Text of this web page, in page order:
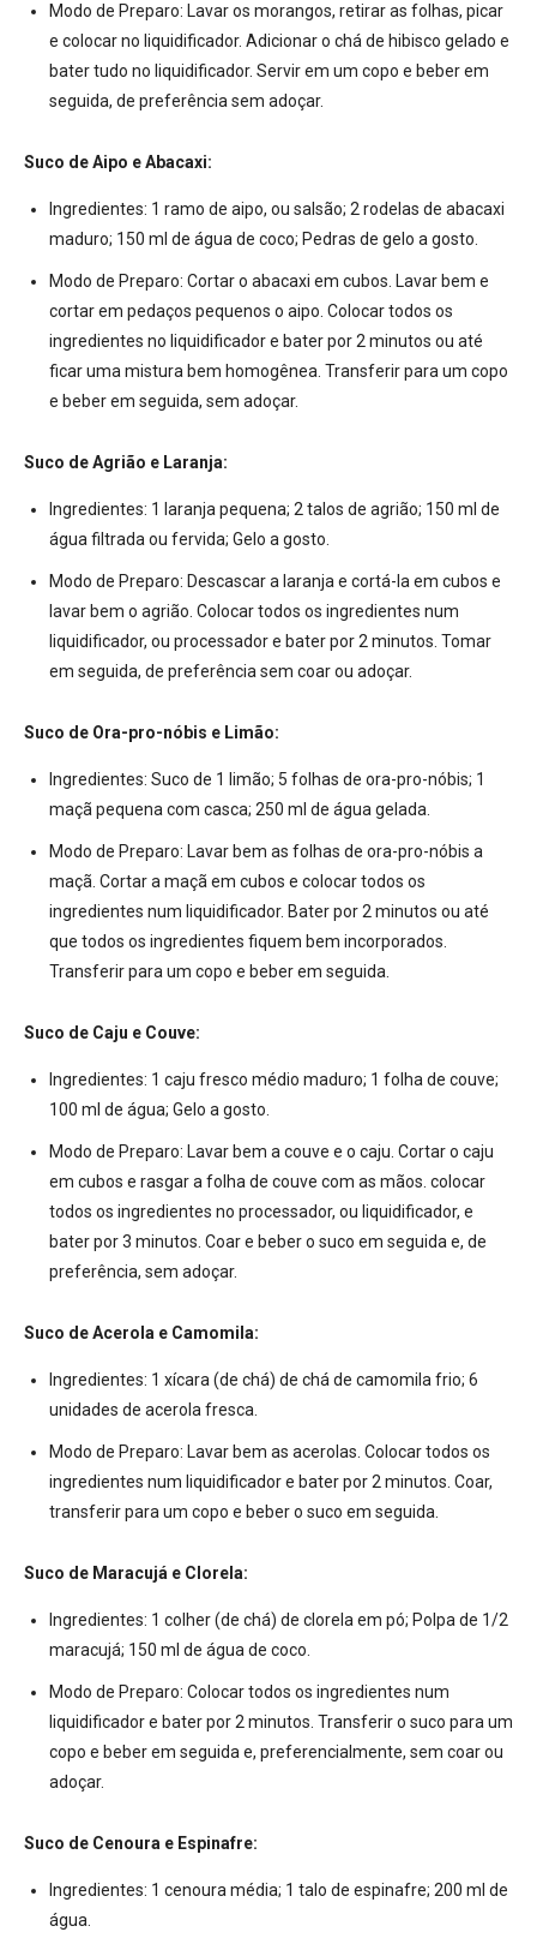
Modo de Preparo: Lavar os morangos, retirar as folhas, picar
e colocar no liquidificador. Adicionar o chá de hibisco gelado e
bater tudo no liquidificador. Servir em um copo e beber em
seguida, de preferência sem adoçar.
Suco de Aipo e Abacaxi:
Ingredientes: 1 ramo de aipo, ou salsão; 2 rodelas de abacaxi
maduro; 150 ml de água de coco; Pedras de gelo a gosto.
Modo de Preparo: Cortar o abacaxi em cubos. Lavar bem e
cortar em pedaços pequenos o aipo. Colocar todos os
ingredientes no liquidificador e bater por 2 minutos ou até
ficar uma mistura bem homogênea. Transferir para um copo
e beber em seguida, sem adoçar.
Suco de Agrião e Laranja:
Ingredientes: 1 laranja pequena; 2 talos de agrião; 150 ml de
água filtrada ou fervida; Gelo a gosto.
Modo de Preparo: Descascar a laranja e cortá-la em cubos e
lavar bem o agrião. Colocar todos os ingredientes num
liquidificador, ou processador e bater por 2 minutos. Tomar
em seguida, de preferência sem coar ou adoçar.
Suco de Ora-pro-nóbis e Limão:
Ingredientes: Suco de 1 limão; 5 folhas de ora-pro-nóbis; 1
maçã pequena com casca; 250 ml de água gelada.
Modo de Preparo: Lavar bem as folhas de ora-pro-nóbis a
maçã. Cortar a maçã em cubos e colocar todos os
ingredientes num liquidificador. Bater por 2 minutos ou até
que todos os ingredientes fiquem bem incorporados.
Transferir para um copo e beber em seguida.
Suco de Caju e Couve:
Ingredientes: 1 caju fresco médio maduro; 1 folha de couve;
100 ml de água; Gelo a gosto.
Modo de Preparo: Lavar bem a couve e o caju. Cortar o caju
em cubos e rasgar a folha de couve com as mãos. colocar
todos os ingredientes no processador, ou liquidificador, e
bater por 3 minutos. Coar e beber o suco em seguida e, de
preferência, sem adoçar.
Suco de Acerola e Camomila:
Ingredientes: 1 xícara (de chá) de chá de camomila frio; 6
unidades de acerola fresca.
Modo de Preparo: Lavar bem as acerolas. Colocar todos os
ingredientes num liquidificador e bater por 2 minutos. Coar,
transferir para um copo e beber o suco em seguida.
Suco de Maracujá e Clorela:
Ingredientes: 1 colher (de chá) de clorela em pó; Polpa de 1/2
maracujá; 150 ml de água de coco.
Modo de Preparo: Colocar todos os ingredientes num
liquidificador e bater por 2 minutos. Transferir o suco para um
copo e beber em seguida e, preferencialmente, sem coar ou
adoçar.
Suco de Cenoura e Espinafre:
Ingredientes: 1 cenoura média; 1 talo de espinafre; 200 ml de
água.